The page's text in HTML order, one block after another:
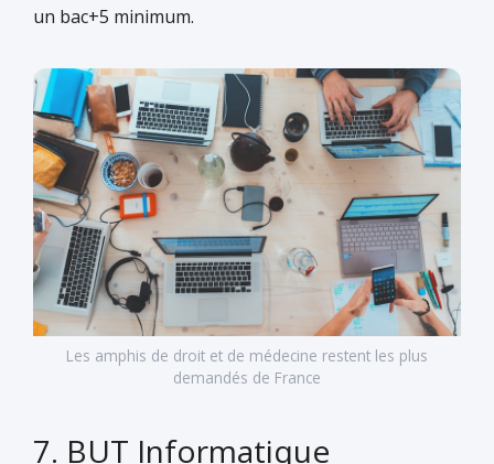
un bac+5 minimum.
Les amphis de droit et de médecine restent les plus
demandés de France
7. BUT Informatique